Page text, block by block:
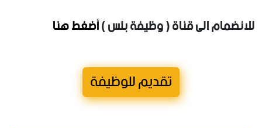
للانضمام الى قناة ( وظيفة بلس )أضغط هنا
تقديم للوظيفة